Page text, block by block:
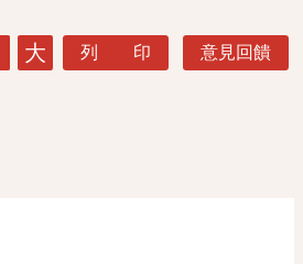
大 列 印 意見回饋